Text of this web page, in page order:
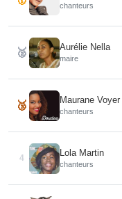
chanteurs
🥈 Aurélie Nella
maire
🥉 Maurane Voyer
chanteurs
4
Lola Martin
chanteurs